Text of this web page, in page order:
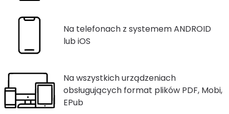
Na telefonach z systemem ANDROID
lub iOS
Na wszystkich urządzeniach
obsługujących format plików PDF, Mobi,
EPub